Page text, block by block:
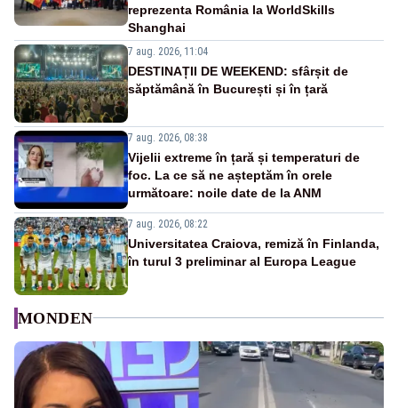
reprezenta România la WorldSkills
Shanghai
7 aug. 2026, 11:04
DESTINAȚII DE WEEKEND: sfârșit de
săptămână în București și în țară
7 aug. 2026, 08:38
Vijelii extreme în țară și temperaturi de
foc. La ce să ne așteptăm în orele
următoare: noile date de la ANM
7 aug. 2026, 08:22
Universitatea Craiova, remiză în Finlanda,
în turul 3 preliminar al Europa League
MONDEN